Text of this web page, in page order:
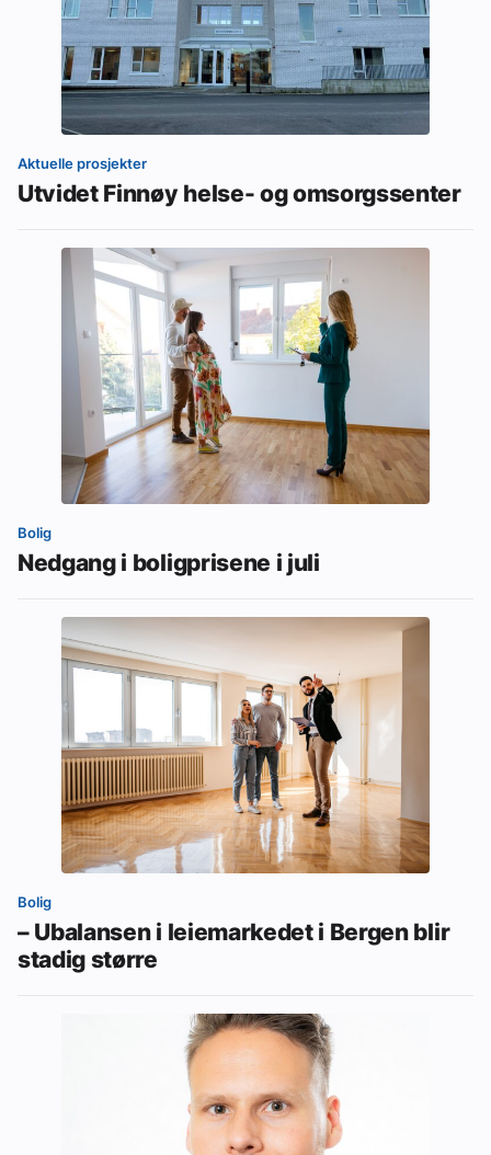
Aktuelle prosjekter
Utvidet Finnøy helse- og omsorgssenter
Bolig
Nedgang i boligprisene i juli
Bolig
– Ubalansen i leiemarkedet i Bergen blir
stadig større